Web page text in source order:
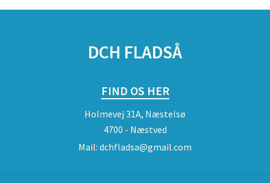
DCH FLADSÅ
FIND OS HER
Holmevej 31A, Næstelsø
4700 - Næstved
Mail: dchfladsa@gmail.com